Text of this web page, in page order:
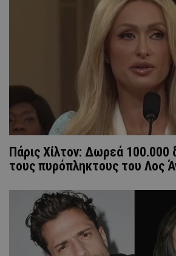
Πάρις Χίλτον: Δωρεά 100.000
τους πυρόπληκτους του Λος